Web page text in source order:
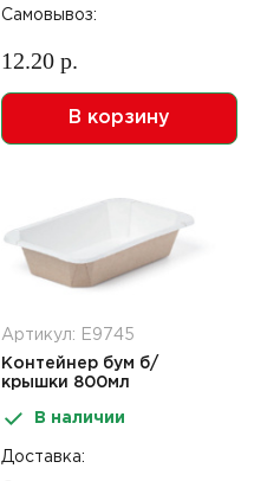
Самовывоз:
12.20 р.
В корзину
Артикул: Е9745
Контейнер бум б/
крышки 800мл
крафт+белый Octobox
В наличии
Доставка: